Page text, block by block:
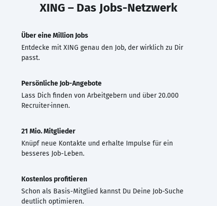
XING – Das Jobs-Netzwerk
Über eine Million Jobs
Entdecke mit XING genau den Job, der wirklich zu Dir
passt.
Persönliche Job-Angebote
Lass Dich finden von Arbeitgebern und über 20.000
Recruiter·innen.
21 Mio. Mitglieder
Knüpf neue Kontakte und erhalte Impulse für ein
besseres Job-Leben.
Kostenlos profitieren
Schon als Basis-Mitglied kannst Du Deine Job-Suche
deutlich optimieren.